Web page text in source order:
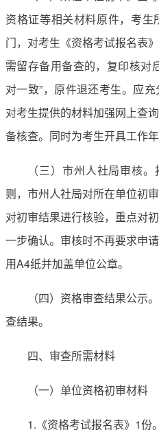
资格证等相关材料原件，考
门，对考生《资格考试报名表
需留存备用备查的，复印核对
对一致”，原件退还考生。应
对考生提供的材料加强网上查
备核查。同时为考生开具工作年
（三）市州人社局审核
则，市州人社局对所在单位初
对初审结果进行核验，重点对
一步确认。审核时不再要求申
用A4纸并加盖单位公章。
（四）资格审查结果公示
查结果。
四、审查所需材料
（一）单位资格初审材料
1.《资格考试报名表》1份。